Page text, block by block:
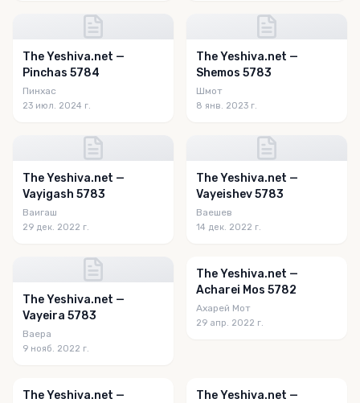
The Yeshiva.net —
Pinchas 5784
Пинхас
23 июл. 2024 г.
The Yeshiva.net —
Shemos 5783
Шмот
8 янв. 2023 г.
The Yeshiva.net —
Vayigash 5783
Ваигаш
29 дек. 2022 г.
The Yeshiva.net —
Vayeishev 5783
Ваешев
14 дек. 2022 г.
The Yeshiva.net —
Vayeira 5783
Ваера
9 нояб. 2022 г.
The Yeshiva.net —
Acharei Mos 5782
Ахарей Мот
29 апр. 2022 г.
The Yeshiva.net —
The Yeshiva.net —